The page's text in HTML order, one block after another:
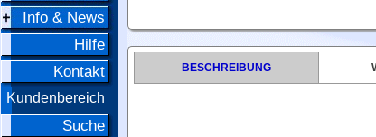
Info & News
Hilfe
Kontakt
Kundenbereich
Suche
BESCHREIBUNG